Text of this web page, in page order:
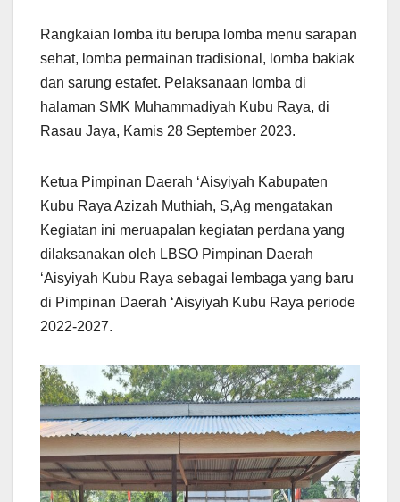
Rangkaian lomba itu berupa lomba menu sarapan
sehat, lomba permainan tradisional, lomba bakiak
dan sarung estafet. Pelaksanaan lomba di
halaman SMK Muhammadiyah Kubu Raya, di
Rasau Jaya, Kamis 28 September 2023.
Ketua Pimpinan Daerah ‘Aisyiyah Kabupaten
Kubu Raya Azizah Muthiah, S,Ag mengatakan
Kegiatan ini meruapalan kegiatan perdana yang
dilaksanakan oleh LBSO Pimpinan Daerah
‘Aisyiyah Kubu Raya sebagai lembaga yang baru
di Pimpinan Daerah ‘Aisyiyah Kubu Raya periode
2022-2027.